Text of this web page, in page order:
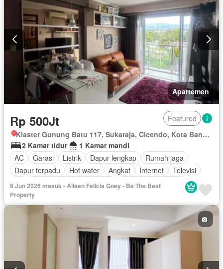
Apartemen
Rp 500Jt
Featured
Klaster Gunung Batu 117, Sukaraja, Cicendo, Kota Bandung, Jawa Barat
2 Kamar tidur
1 Kamar mandi
AC
Garasi Listrik Dapur lengkap
Rumah jaga
Dapur terpadu
Hot water Angkat Internet
Televisi
Air
Pemandangan panorama Berperabot lengkap
6 Jun 2026 masuk - Aileen Felicia Goey - Be The Best
Property